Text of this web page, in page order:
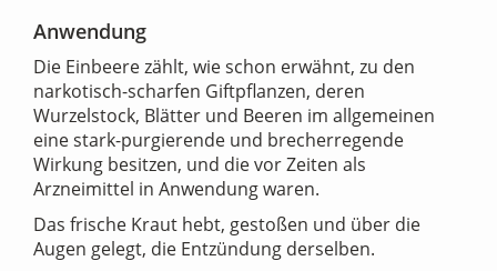
Anwendung
Die Einbeere zählt, wie schon erwähnt, zu den
narkotisch-scharfen Giftpflanzen, deren
Wurzelstock, Blätter und Beeren im allgemeinen
eine stark-purgierende und brecherregende
Wirkung besitzen, und die vor Zeiten als
Arzneimittel in Anwendung waren.
Das frische Kraut hebt, gestoßen und über die
Augen gelegt, die Entzündung derselben.